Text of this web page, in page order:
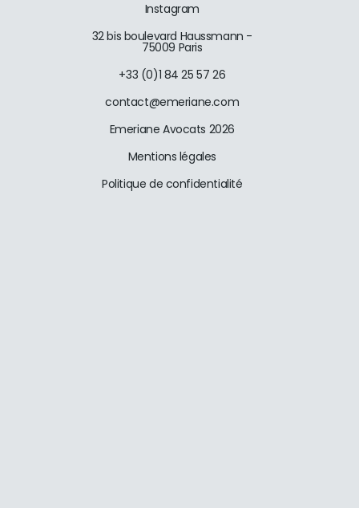
Emeriane Avocats 2026
Mentions légales
Politique de confidentialité
32 bis boulevard Haussmann -
75009 Paris
+33 (0)1 84 25 57 26
contact@emeriane.com
Instagram